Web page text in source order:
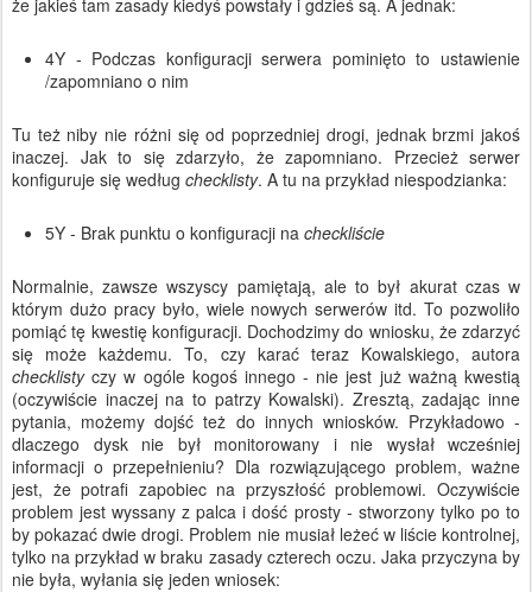
że jakieś tam zasady kiedyś powstały i gdzieś są. A jednak:
4Y - Podczas konfiguracji serwera pominięto to ustawienie
/zapomniano o nim
Tu też niby nie różni się od poprzedniej drogi, jednak brzmi jakoś
inaczej. Jak to się zdarzyło, że zapomniano. Przecież serwer
konfiguruje się według checklisty. A tu na przykład niespodzianka:
5Y - Brak punktu o konfiguracji na checkliście
Normalnie, zawsze wszyscy pamiętają, ale to był akurat czas w
którym dużo pracy było, wiele nowych serwerów itd. To pozwoliło
pomiąć tę kwestię konfiguracji. Dochodzimy do wniosku, że zdarzyć
się może każdemu. To, czy karać teraz Kowalskiego, autora
checklistyczy w ogóle kogoś innego - nie jest już ważną kwestią
(oczywiście inaczej na to patrzy Kowalski). Zresztą, zadając inne
pytania, możemy dojść też do innych wniosków. Przykładowo -
dlaczego dysk nie był monitorowany i nie wysłał wcześniej
informacji o przepełnieniu? Dla rozwiązującego problem, ważne
jest, że potrafi zapobiec na przyszłość problemowi. Oczywiście
problem jest wyssany z palca i dość prosty - stworzony tylko po to
by pokazać dwie drogi. Problem nie musiał leżeć w liście kontrolnej,
tylko na przykład w braku zasady czterech oczu. Jaka przyczyna by
nie była, wyłania się jeden wniosek: